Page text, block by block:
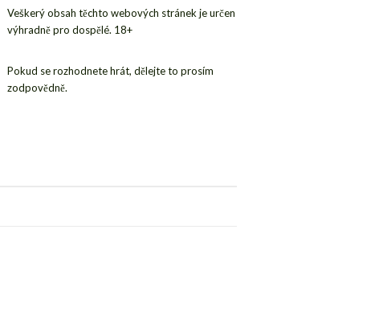
Veškerý obsah těchto webových stránek je určen
výhradně pro dospělé. 18+
Pokud se rozhodnete hrát, dělejte to prosím
zodpovědně.